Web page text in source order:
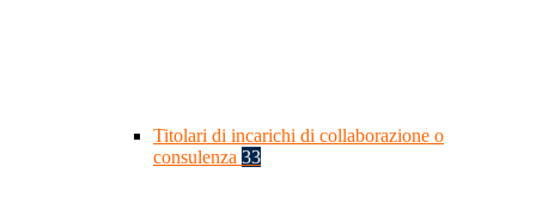
Titolari di incarichi di collaborazione o
consulenza 33